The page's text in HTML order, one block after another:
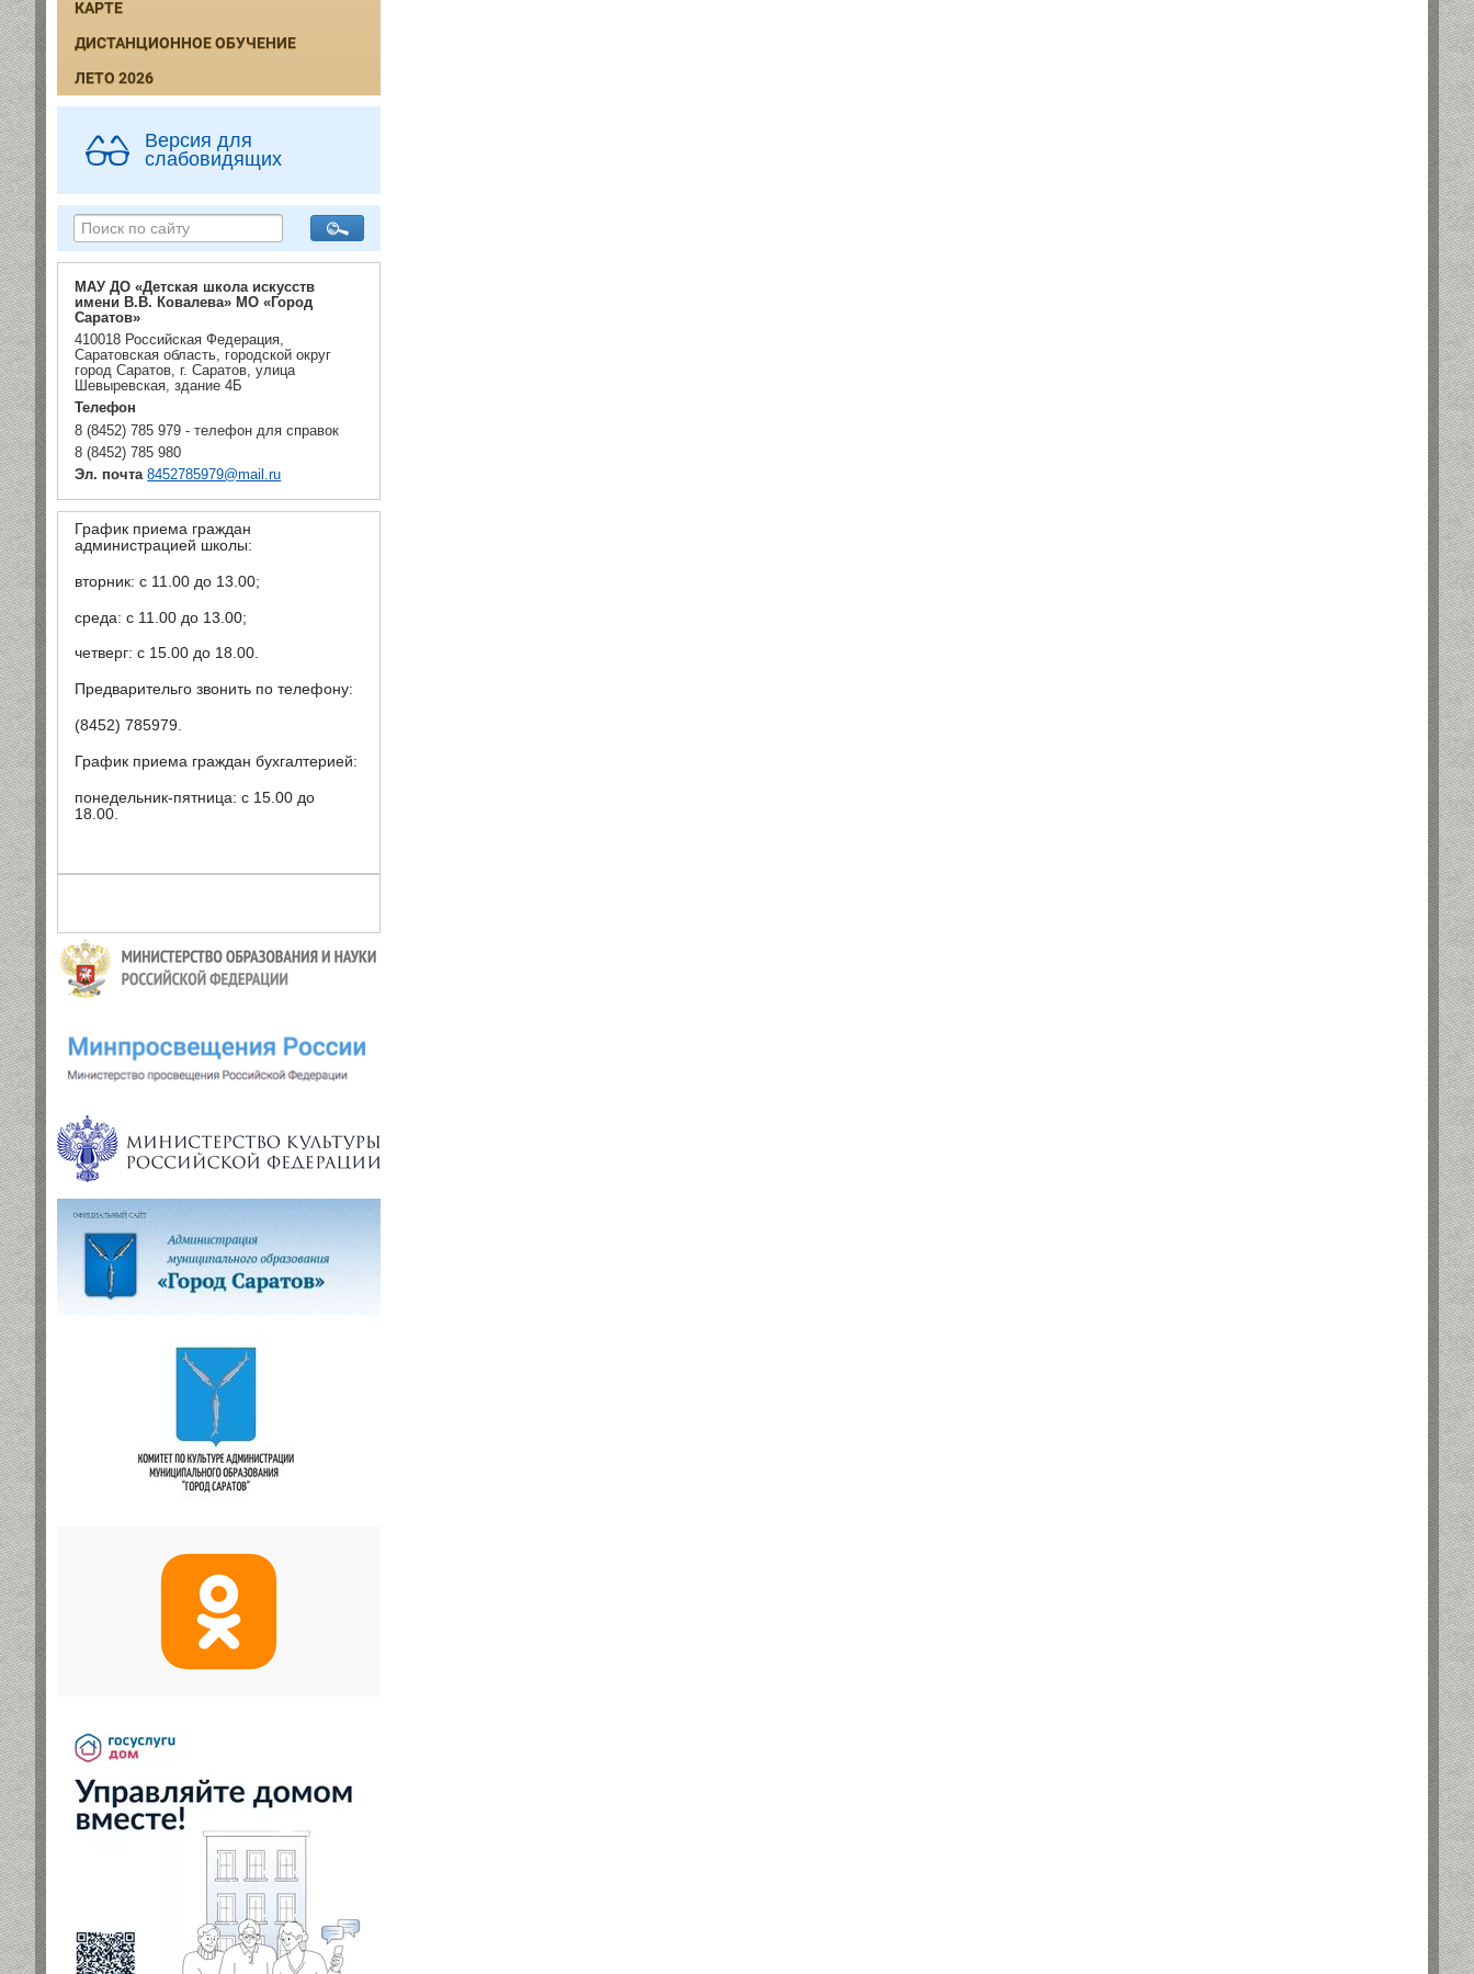
КАРТЕ
ДИСТАНЦИОННОЕ ОБУЧЕНИЕ
ЛЕТО 2026
Версия для
слабовидящих
МАУ ДО «Детская школа искусств
имени В.В. Ковалева» МО «Город
Саратов»
410018 Российская Федерация,
Саратовская область, городской округ
город Саратов, г. Саратов, улица
Шевыревская, здание 4Б
Телефон
8 (8452) 785 979 - телефон для справок
8 (8452) 785 980
Эл. почта 8452785979@mail.ru
График приема граждан
администрацией школы:
вторник: с 11.00 до 13.00;
среда: с 11.00 до 13.00;
четверг: с 15.00 до 18.00.
Предварительго звонить по телефону:
(8452) 785979.
График приема граждан бухгалтерией:
понедельник-пятница: с 15.00 до
18.00.